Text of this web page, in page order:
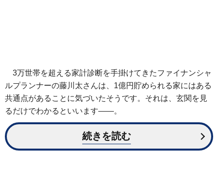
3万世帯を超える家計診断を手掛けてきたファイナンシャ
ルプランナーの藤川太さんは、1億円貯められる家にはある
共通点があることに気づいたそうです。それは、玄関を見
るだけでわかるといいます――。
続きを読む